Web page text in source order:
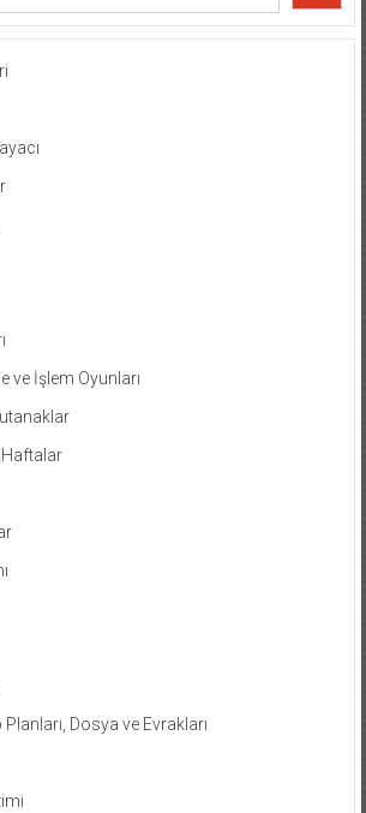
ve İşlem Oyunları
Haftalar
Dosya ve Evrakları